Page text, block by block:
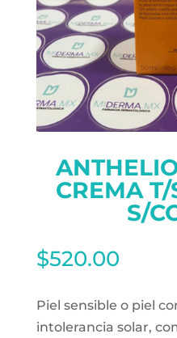
CREMA
S/
$520.00
Piel sensible o piel
intolerancia solar,